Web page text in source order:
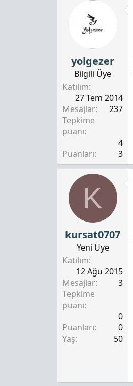
yolgezer
Bilgili Üye
Katılım
27 Tem 2014
Mesajlar
237
Tepkime
puanı
4
Puanları
3
K
kursat0707
Yeni Üye
Katılım
12 Ağu 2015
Mesajlar
3
Tepkime
puanı
0
Puanları
0
Yaş
50